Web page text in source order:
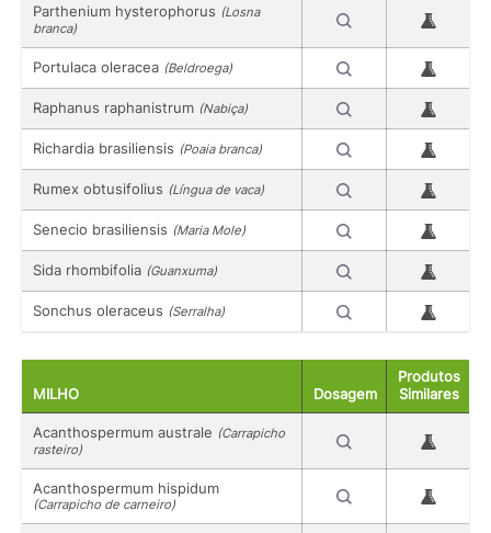
Parthenium hysterophorus (Losna
branca)
Portulaca oleracea (Beldroega)
Raphanus raphanistrum (Nabiça)
Richardia brasiliensis (Poaia branca)
Rumex obtusifolius (Língua de vaca)
Senecio brasiliensis (Maria Mole)
Sida rhombifolia (Guanxuma)
Sonchus oleraceus (Serralha)
MILHO Dosagem
Produtos
Similares
Acanthospermum australe (Carrapicho
rasteiro)
Acanthospermum hispidum
(Carrapicho de carneiro)